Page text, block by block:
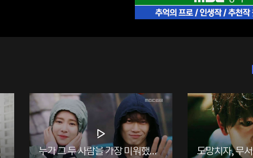
누가 그 두 사람을 가장 미워했을까요?